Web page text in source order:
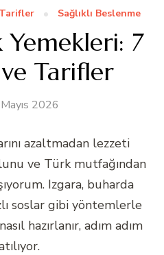
Sağlıklı Beslenme
Yemekleri: 7
Tarifler
2026
azaltmadan lezzeti
ve Türk mutfağından
Izgara, buharda
soslar gibi yöntemlerle
hazırlanır, adım adım